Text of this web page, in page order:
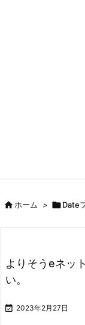
ホーム > Date
よりそうeネッ
い。
 2023年2月27日